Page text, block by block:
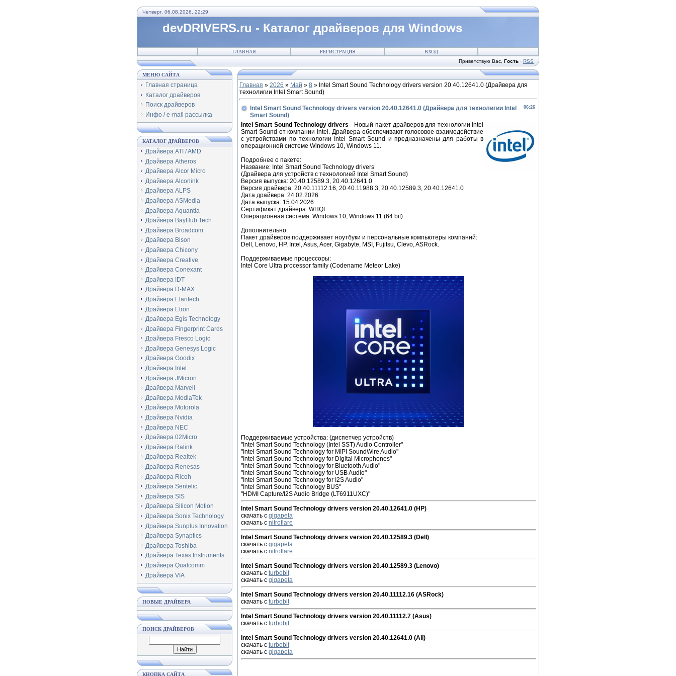
Четверг, 06.08.2026, 22:29
devDRIVERS.ru - Каталог драйверов для Windows
ГЛАВНАЯ РЕГИСТРАЦИЯ
ВХОД
Приветствую Вас Гость · RSS
МЕНЮ САЙТА
Главная страница
Каталог драйверов
Поиск драйверов
Инфо / e-mail рассылка
КАТАЛОГ ДРАЙВЕРОВ
Драйвера ATI / AMD
Драйвера Atheros
Драйвера Alcor Micro
Драйвера Alcorlink
Драйвера ALPS
Драйвера ASMedia
Драйвера Aquantia
Драйвера BayHub Tech
Драйвера Broadcom
Драйвера Bison
Драйвера Chicony
Драйвера Creative
Драйвера Conexant
Драйвера IDT
Драйвера D-MAX
Драйвера Elantech
Драйвера Etron
Драйвера Egis Technology
Драйвера Fingerprint Cards
Драйвера Fresco Logic
Драйвера Genesys Logic
Драйвера Goodix
Драйвера Intel
Драйвера JMicron
Драйвера Marvell
Драйвера MediaTek
Драйвера Motorola
Драйвера Nvidia
Драйвера NEC
Драйвера 02Micro
Драйвера Ralink
Драйвера Realtek
Драйвера Renesas
Драйвера Ricoh
Драйвера Sentelic
Драйвера SIS
Драйвера Silicon Motion
Драйвера Sonix Technology
Драйвера Sunplus Innovation
Драйвера Synaptics
Драйвера Toshiba
Драйвера Texas Instruments
Драйвера Qualcomm
Драйвера VIA
НОВЫЕ ДРАЙВЕРА
ПОИСК ДРАЙВЕРОВ
КНОПКА САЙТА
Главная » 2026 » Май » 8 » Intel Smart Sound Technology drivers version 20.40.12641.0 (Драйвера для
технолигии Intel Smart Sound)
06:26
Intel Smart Sound Technology drivers version 20.40.12641.0 (Драйвера для технолигии Intel
Smart Sound)
Intel Smart Sound Technology drivers - Новый пакет драйверов для технологии Intel
Smart Sound от компании Intel. Драйвера обеспечивают голосовое взаимодействие
с устройствами по технологии Intel Smart Sound и предназначены для работы в
операционной системе Windows 10, Windows 11.
Подробнее о пакете:
Название: Intel Smart Sound Technology drivers
(Драйвера для устройств с технологией Intel Smart Sound)
Версия выпуска: 20.40.12589.3, 20.40.12641.0
Версия драйвера: 20.40.11112.16, 20.40.11988.3, 20.40.12589.3, 20.40.12641.0
Дата драйвера: 24.02.2026
Дата выпуска: 15.04.2026
Сертификат драйвера: WHQL
Операционная система: Windows 10, Windows 11 (64 bit)
Дополнительно:
Пакет драйверов поддерживает ноутбуки и персональные компьютеры компаний:
Dell, Lenovo, HP, Intel, Asus, Acer, Gigabyte, MSI, Fujitsu, Clevo, ASRock.
Поддерживаемые процессоры:
Intel Core Ultra processor family (Codename Meteor Lake)
Поддерживаемые устройства: (диспетчер устройств)
"Intel Smart Sound Technology (Intel SST) Audio Controller"
"Intel Smart Sound Technology for MIPI SoundWire Audio"
"Intel Smart Sound Technology for Digital Microphones"
"Intel Smart Sound Technology for Bluetooth Audio"
"Intel Smart Sound Technology for USB Audio"
"Intel Smart Sound Technology for I2S Audio"
"Intel Smart Sound Technology BUS"
"HDMI Capture/I2S Audio Bridge (LT6911UXC)"
Intel Smart Sound Technology drivers version 20.40.12641.0 (HP)
скачать с gigapeta
скачать с nitroflare
Intel Smart Sound Technology drivers version 20.40.12589.3 (Dell)
скачать с gigapeta
скачать с nitroflare
Intel Smart Sound Technology drivers version 20.40.12589.3 (Lenovo)
скачать с turbobit
скачать с gigapeta
Intel Smart Sound Technology drivers version 20.40.11112.16 (ASRock)
скачать с turbobit
Intel Smart Sound Technology drivers version 20.40.11112.7 (Asus)
скачать с turbobit
Intel Smart Sound Technology drivers version 20.40.12641.0 (All)
скачать с turbobit
скачать с gigapeta